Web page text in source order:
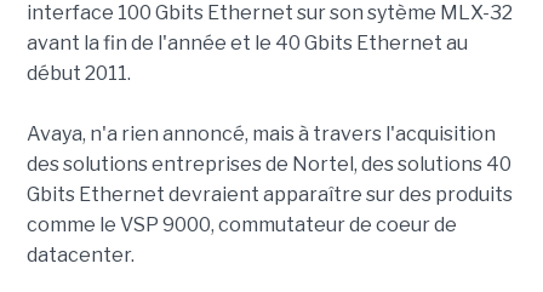
interface 100 Gbits Ethernet sur son sytème MLX-32
avant la fin de l'année et le 40 Gbits Ethernet au
début 2011.
Avaya, n'a rien annoncé, mais à travers l'acquisition
des solutions entreprises de Nortel, des solutions 40
Gbits Ethernet devraient apparaître sur des produits
comme le VSP 9000, commutateur de coeur de
datacenter.